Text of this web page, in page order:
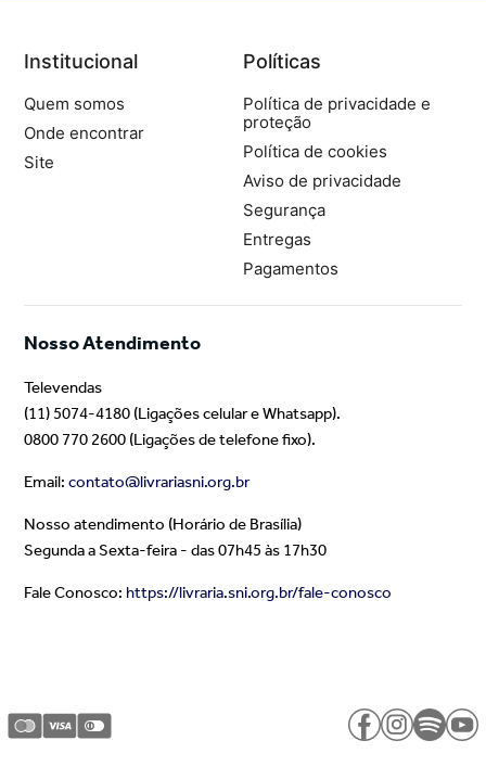
Institucional
Quem somos
Onde encontrar
Site
Políticas
Política de privacidade e
proteção
Política de cookies
Aviso de privacidade
Segurança
Entregas
Pagamentos
Nosso Atendimento
Televendas
(11) 5074-4180 (Ligações celular e Whatsapp).
0800 770 2600 (Ligações de telefone fixo).
Email:contato@livrariasni.org.br
Nosso atendimento (Horário de Brasília)
Segunda a Sexta-feira - das 07h45 às 17h30
Fale Conosco: https://livraria.sni.org.br/fale-conosco